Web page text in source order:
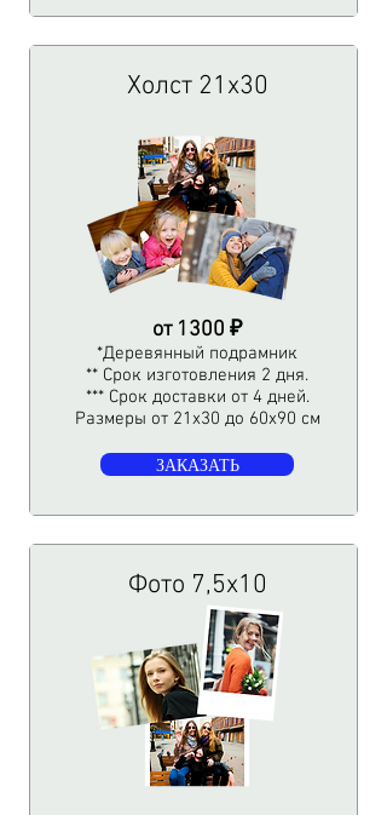
Холст 21х30
от 1300 ₽
*Деревянный подрамник
** Срок изготовления 2 дня.
*** Срок доставки от 4 дней.
Размеры от 21х30 до 60х90 см
ЗАКАЗАТЬ
Фото 7,5х10